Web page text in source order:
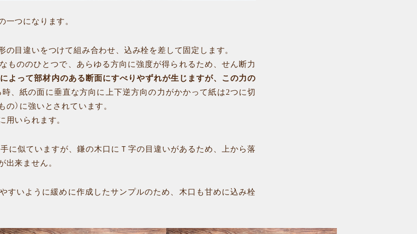
一つになります。
の目違いをつけて組み合わせ、込み栓を差して固定します。
もののひとつで、あらゆる方向に強度が得られるため、せん断力
よって部材内のある断面にすべりやずれが生じますが、この力の
、紙の面に垂直な方向に上下逆方向の力がかかって紙は2つに切
）に強いとされています。
用いられます。
手に似ていますが、鎌の木口にＴ字の目違いがあるため、上から落
出来ません。
すいように緩めに作成したサンプルのため、木口も甘めに込み栓